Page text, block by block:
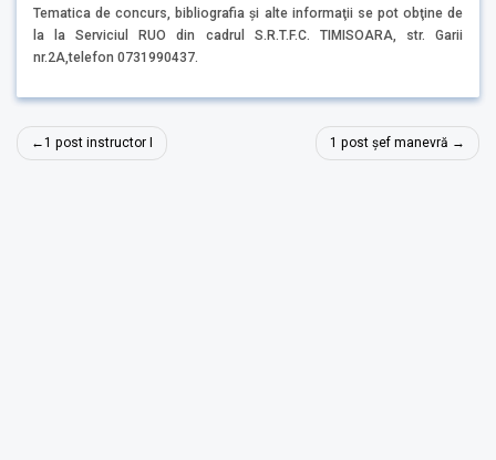
Tematica de concurs, bibliografia şi alte informaţii se pot obţine de
la la Serviciul RUO din cadrul S.R.T.F.C. TIMISOARA, str. Garii
nr.2A,telefon 0731990437.
Navigare
în
1 post instructor I 1 post șef manevră